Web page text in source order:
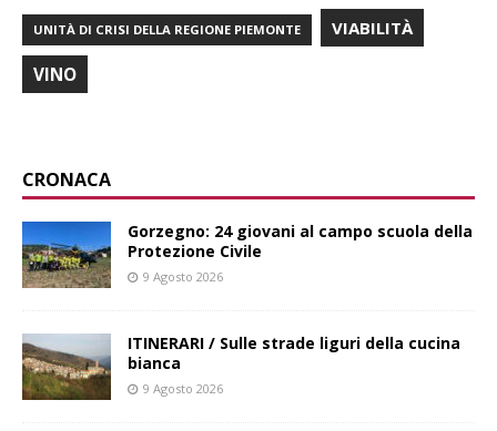
UNITÀ DI CRISI DELLA REGIONE PIEMONTE VIABILITÀ
VINO
CRONACA
Gorzegno: 24 giovani al campo scuola della
Protezione Civile
9 Agosto 2026
ITINERARI / Sulle strade liguri della cucina
bianca
9 Agosto 2026